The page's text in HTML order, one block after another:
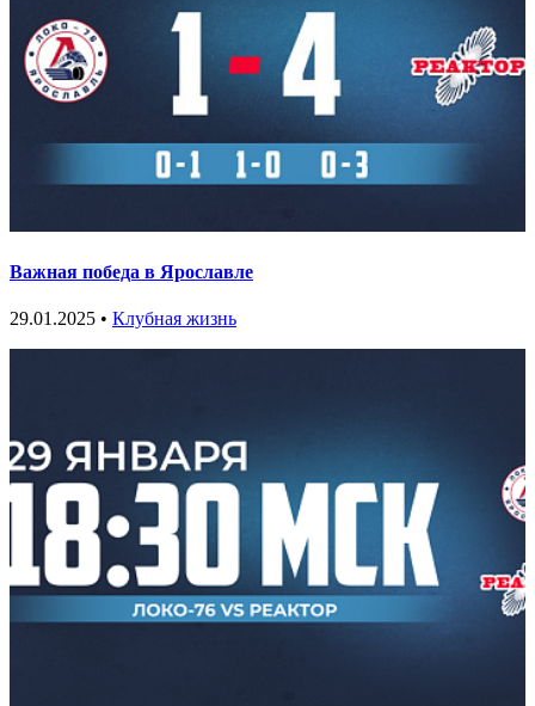
Важная победа в Ярославле
29.01.2025 • Клубная жизнь